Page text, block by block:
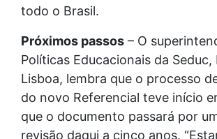
todo o Brasil.
Próximos passos – O
Políticas Educacionais da Seduc,
Lisboa, lembra que o processo
do novo Referencial teve início
que o documento passará por
revisão daqui a cinco anos.